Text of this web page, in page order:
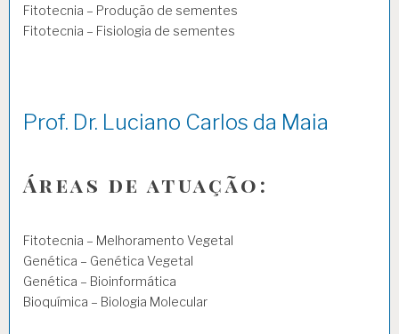
Fitotecnia – Produção de sementes
Fitotecnia – Fisiologia de sementes
Prof. Dr. Luciano Carlos da Maia
Áreas de atuação:
Fitotecnia – Melhoramento Vegetal
Genética – Genética Vegetal
Genética – Bioinformática
Bioquímica – Biologia Molecular